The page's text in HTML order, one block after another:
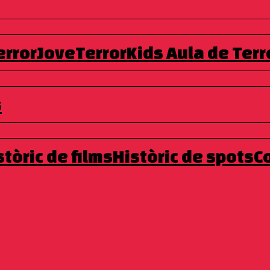
TerrorKidsAula de
de filmsHistòric de spots
per formar partde la prestigiosa associació European
de Terror de Molins de Rei es
Federation.[:]